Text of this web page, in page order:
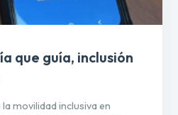
que guía, inclusión
movilidad inclusiva en